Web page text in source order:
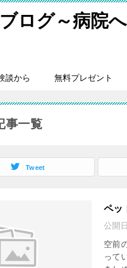
ログ～病院
談から 無料プレゼント
事一覧
Tweet
ペッ
公開
空前
って